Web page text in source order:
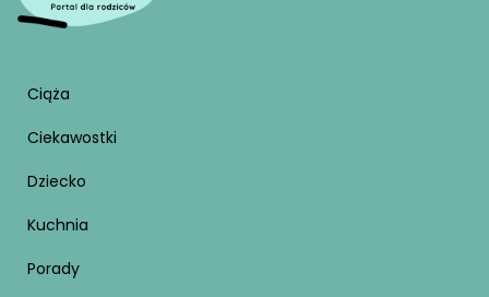
Ciąża
Ciekawostki
Dziecko
Kuchnia
Porady